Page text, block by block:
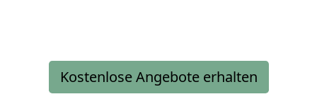
Kostenlose Angebote erhalten